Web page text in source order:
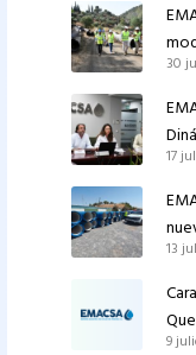
30
17
red
13
9